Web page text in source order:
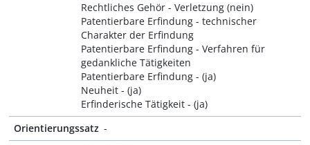
Rechtliches Gehör - Verletzung (nein)
Patentierbare Erfindung - technischer
Charakter der Erfindung
Patentierbare Erfindung - Verfahren für
gedankliche Tätigkeiten
Patentierbare Erfindung - (ja)
Neuheit - (ja)
Erfinderische Tätigkeit - (ja)
Orientierungssatz -